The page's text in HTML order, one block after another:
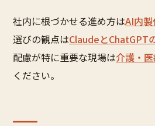
社内に根づかせる進め方はAI内
選びの観点はClaudeとChatGPT
配慮が特に重要な現場は介護・
ください。